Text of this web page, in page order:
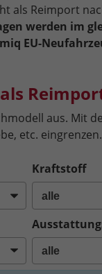
als Reimport
werden im
EU-
aus. Mit
etc. eingrenzen.
Kraftstoff